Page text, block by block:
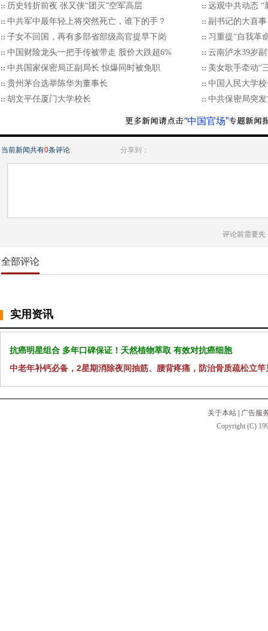
历史转折前夜 张又侠“团灭”空军高层
远观中共动态 “
中共军中最年轻上将突然死亡，谁下的手？
副书记的大喜
子女不回国，再有多部省部级高官提早下岗
习重提“自我革
中国财险龙头一把手传被带走 股价大跌超6%
云南泸水39岁
中共国家保密局正副局长 惊爆同时被免职
美女歌手牵动“
贵州茅台选举陈华为董事长
中国人民大学
胡文平任厦门大学校长
中共保密局突
“中国官场”
当前新闻共有0条评论 分享到：
评论前需要先
全部评论
实用资讯
抗癌明星组合 多年口碑保证！天然植物萃取 有效对抗癌细胞
中老年补钙必备，2星期消除夜间抽筋、腰背疼痛，防治骨质疏松立竿
关于本站 | 广告服
Copyright (C)